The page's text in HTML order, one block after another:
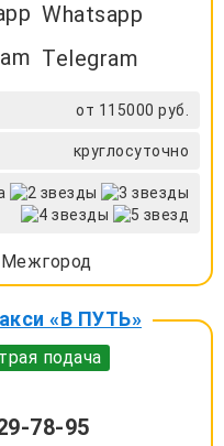
Whatsapp
Telegram
от 115000 руб.
круглосуточно
Межгород
«В ПУТЬ»
подача
78-95